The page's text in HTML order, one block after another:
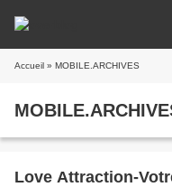
Accueil » MOBILE.ARCHIVES
Love Attraction-